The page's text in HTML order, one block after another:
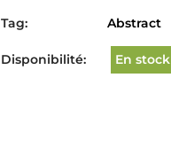
Tag:
Abstract
Disponibilité: En stock